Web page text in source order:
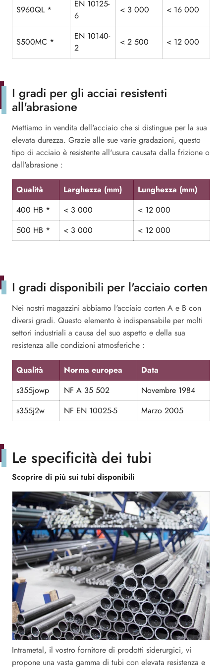
S960QL *
EN 10125-
6
< 3 000 < 16 000
S500MC *
EN 10140-
2
< 2 500 < 12 000
I gradi per gli acciai resistenti
all'abrasione
Mettiamo in vendita dell'acciaio che si distingue per la sua
elevata durezza. Grazie alle sue varie gradazioni, questo
tipo di acciaio è resistente all'usura causata dalla frizione o
dall'abrasione :
Qualità Larghezza (mm) Lunghezza (mm)
400 HB * < 3 000
< 12 000
500 HB *
< 3 000 < 12 000
I gradi disponibili per l'acciaio corten
Nei nostri magazzini abbiamo l'acciaio corten A e B con
diversi gradi. Questo elemento è indispensabile per molti
settori industriali a causa del suo aspetto e della sua
resistenza alle condizioni atmosferiche :
Qualità Norma europea Data
s355jowp NF A 35 502
Novembre 1984
s355j2w
NF EN 10025-5 Marzo 2005
Scoprire di più sui tubi disponibili
Le specificità dei tubi
Intrametal, il vostro fornitore di prodotti siderurgici, vi
propone una vasta gamma di tubi con elevata resistenza e